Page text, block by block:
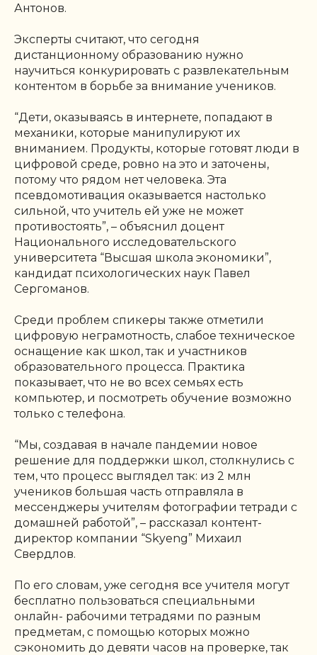
Антонов.
Эксперты считают, что сегодня
дистанционному образованию нужно
научиться конкурировать с развлекательным
контентом в борьбе за внимание учеников.
“Дети, оказываясь в интернете, попадают в
механики, которые манипулируют их
вниманием. Продукты, которые готовят люди в
цифровой среде, ровно на это и заточены,
потому что рядом нет человека. Эта
псевдомотивация оказывается настолько
сильной, что учитель ей уже не может
противостоять”, – объяснил доцент
Национального исследовательского
университета “Высшая школа экономики”,
кандидат психологических наук Павел
Сергоманов.
Среди проблем спикеры также отметили
цифровую неграмотность, слабое техническое
оснащение как школ, так и участников
образовательного процесса. Практика
показывает, что не во всех семьях есть
компьютер, и посмотреть обучение возможно
только с телефона.
“Мы, создавая в начале пандемии новое
решение для поддержки школ, столкнулись с
тем, что процесс выглядел так: из 2 млн
учеников большая часть отправляла в
мессенджеры учителям фотографии тетради с
домашней работой”, – рассказал контент-
директор компании “Skyeng” Михаил
Свердлов.
По его словам, уже сегодня все учителя могут
бесплатно пользоваться специальными
онлайн- рабочими тетрадями по разным
предметам, с помощью которых можно
сэкономить до девяти часов на проверке, так